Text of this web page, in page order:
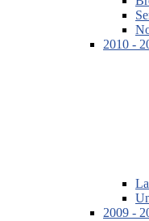
2010 -
2009 -